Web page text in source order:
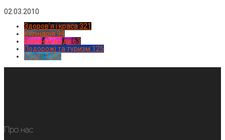
02.03.2010
Здоров'я і краса 321
Кулінарія 94
Новинки моди 63
Подорожі та туризм 125
Спорт1224
Про нас